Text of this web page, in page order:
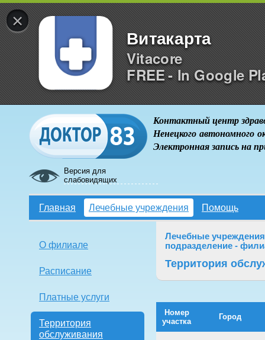
×
Витакарта
Vitacore
FREE - In Google
Версия для
слабовидящих
Контактный центр
Ненецкого автономного
Электронная запись на
Главная Лечебные учреждения Помощь
О филиале
Расписание
Платные услуги
Территория
обслуживания
Лечебные учреждения
подразделение -
Территория
Номер
участка
Город